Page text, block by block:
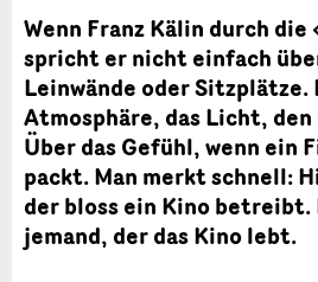
Wenn Franz Kälin durch
spricht er nicht einfach
Leinwände oder
Atmosphäre, das Licht,
Über das Gefühl, wenn ein
packt. Man merkt schnell:
der bloss ein Kino
jemand, der das Kino lebt.